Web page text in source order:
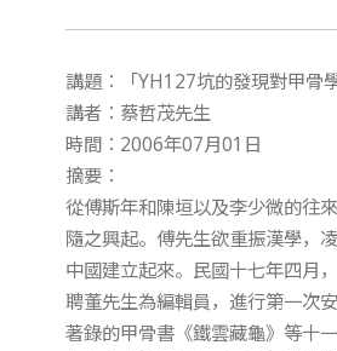
講題：「YH127坑的發現對甲骨
講者：蔡哲茂先生
時間：2006年07月01日
摘要：
從傅斯年和陳垣以及李少微的往
隨之興起。傅先生欲重振漢學，
中國建立起來。民國十七年四月
聘董先生為編輯員，進行第一次
著錄的甲骨書《鐵雲藏龜》等十